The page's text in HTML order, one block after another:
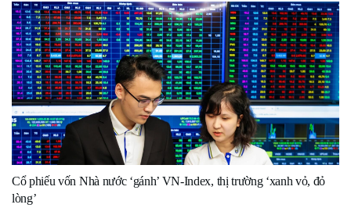
Cổ phiếu vốn Nhà nước ‘gánh’ VN-Index, thị trường ‘xanh vỏ, đỏ
lòng’